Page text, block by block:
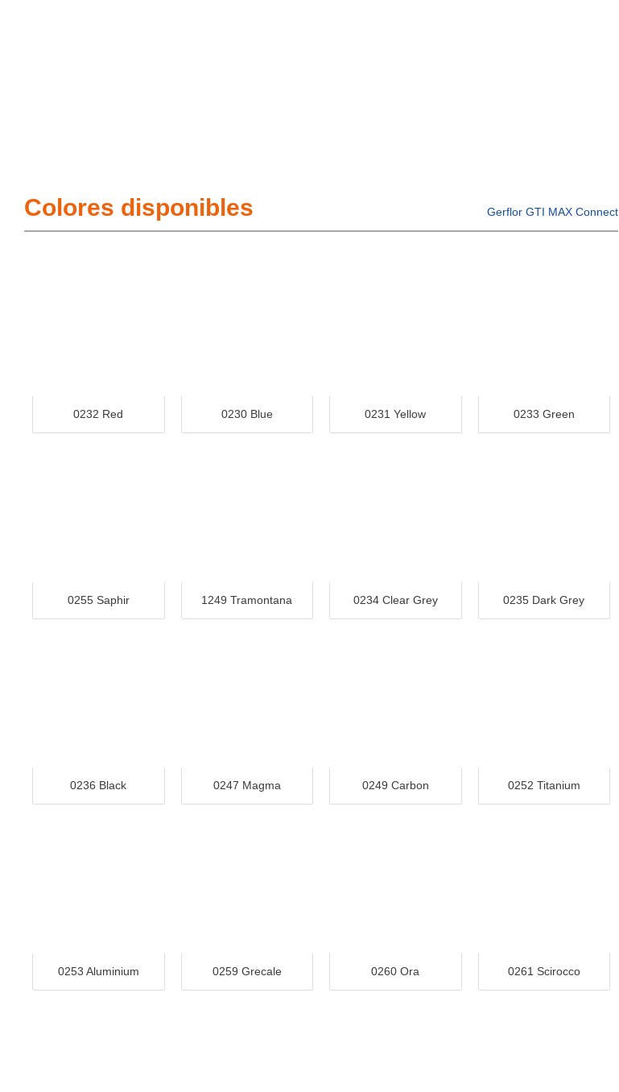
Colores disponibles Gerflor GTI MAX Connect
0232 Red 0230 Blue 0231 Yellow 0233 Green
0255 Saphir 1249 Tramontana 0234 Clear Grey 0235 Dark Grey
0236 Black 0247 Magma 0249 Carbon 0252 Titanium
0253 Aluminium 0259 Grecale 0260 Ora 0261 Scirocco